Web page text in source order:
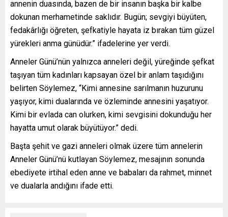
annenin duasında, bazen de bir insanın başka bir kalbe
dokunan merhametinde saklıdır. Bugün; sevgiyi büyüten,
fedakârlığı öğreten, şefkatiyle hayata iz bırakan tüm güzel
yürekleri anma günüdür.” ifadelerine yer verdi.
Anneler Günü’nün yalnızca anneleri değil, yüreğinde şefkat
taşıyan tüm kadınları kapsayan özel bir anlam taşıdığını
belirten Söylemez, “Kimi annesine sarılmanın huzurunu
yaşıyor, kimi dualarında ve özleminde annesini yaşatıyor.
Kimi bir evlada can olurken, kimi sevgisini dokunduğu her
hayatta umut olarak büyütüyor.” dedi.
Başta şehit ve gazi anneleri olmak üzere tüm annelerin
Anneler Günü’nü kutlayan Söylemez, mesajının sonunda
ebediyete irtihal eden anne ve babaları da rahmet, minnet
ve dualarla andığını ifade etti.